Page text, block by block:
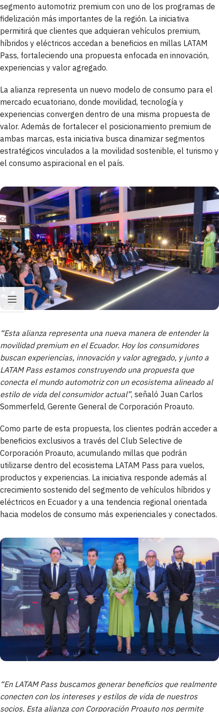
segmento automotriz premium con uno de los programas de
fidelización más importantes de la región. La iniciativa
permitirá que clientes que adquieran vehículos premium,
híbridos y eléctricos accedan a beneficios en millas LATAM
Pass, fortaleciendo una propuesta enfocada en innovación,
experiencias y valor agregado.
La alianza representa un nuevo modelo de consumo para el
mercado ecuatoriano, donde movilidad, tecnología y
experiencias convergen dentro de una misma propuesta de
valor. Además de fortalecer el posicionamiento premium de
ambas marcas, esta iniciativa busca dinamizar segmentos
estratégicos vinculados a la movilidad sostenible, el turismo y
el consumo aspiracional en el país.
“Esta alianza representa una nueva manera de entender la
movilidad premium en el Ecuador. Hoy los consumidores
buscan experiencias, innovación y valor agregado, y junto a
LATAM Pass estamos construyendo una propuesta que
conecta el mundo automotriz con un ecosistema alineado al
estilo de vida del consumidor actual”, señaló Juan Carlos
Sommerfeld, Gerente General de Corporación Proauto.
Como parte de esta propuesta, los clientes podrán acceder a
beneficios exclusivos a través del Club Selective de
Corporación Proauto, acumulando millas que podrán
utilizarse dentro del ecosistema LATAM Pass para vuelos,
productos y experiencias. La iniciativa responde además al
crecimiento sostenido del segmento de vehículos híbridos y
eléctricos en Ecuador y a una tendencia regional orientada
hacia modelos de consumo más experienciales y conectados.
“En LATAM Pass buscamos generar beneficios que realmente
conecten con los intereses y estilos de vida de nuestros
socios. Esta alianza con Corporación Proauto nos permite